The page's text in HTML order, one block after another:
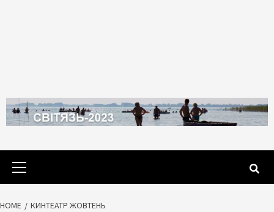
Primary
HOME КИНТЕАТР ЖОВТЕНЬ